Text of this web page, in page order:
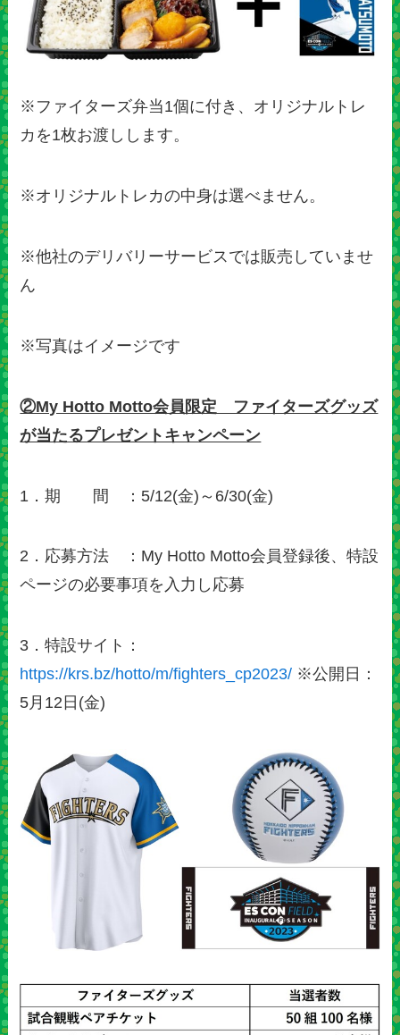
※ファイターズ弁当1個に付き、オリジナルトレ
カを1枚お渡しします。
※オリジナルトレカの中身は選べません。
※他社のデリバリーサービスでは販売していませ
ん
※写真はイメージです
②My Hotto Motto会員限定 ファイターズグッズ
が当たるプレゼントキャンペーン
1．期 間 ：5/12(金)～6/30(金)
2．応募方法 ：My Hotto Motto会員登録後、特設
ページの必要事項を入力し応募
3．特設サイト：
https://krs.bz/hotto/m/fighters_cp2023/ ※公開日：
5月12日(金)